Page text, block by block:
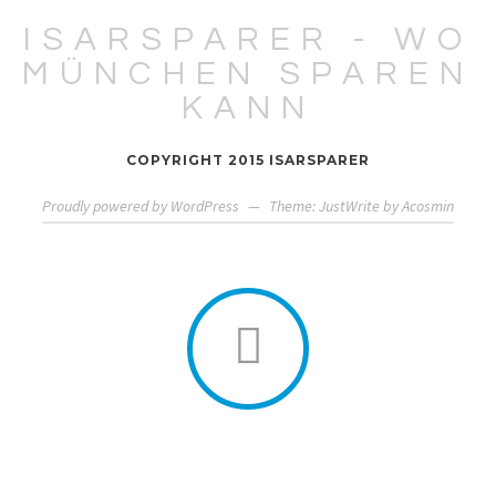
ISARSPARER - WO
MÜNCHEN SPAREN
KANN
COPYRIGHT 2015 ISARSPARER
Proudly powered by WordPress — Theme: JustWrite byAcosmin